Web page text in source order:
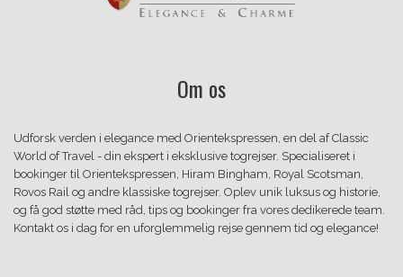
Om os
Udforsk verden i elegance med Orientekspressen, en del af Classic
World of Travel - din ekspert i eksklusive togrejser. Specialiseret i
bookinger til Orientekspressen, Hiram Bingham, Royal Scotsman,
Rovos Rail og andre klassiske togrejser. Oplev unik luksus og historie,
og få god støtte med råd, tips og bookinger fra vores dedikerede team.
Kontakt os i dag for en uforglemmelig rejse gennem tid og elegance!